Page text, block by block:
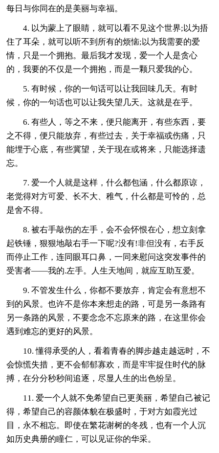
每日与你同在的是美丽与幸福。
4. 以为蒙上了眼睛，就可以看不见这个世界;以为捂
住了耳朵，就可以听不到所有的烦恼;以为我需要的爱
情，只是一个拥抱。最后我才发现，爱一个人是贪心
的，我要的不仅是一个拥抱，而是一颗只爱我的心。
5. 有时候，你的一句话可以让我回味几天。有时
候，你的一句话也可以让我失望几天。这就是在乎。
6. 有些人，等之不来，便只能离开，有些东西，要
之不得，便只能放弃，有些过去，关于幸福或伤痛，只
能埋于心底，有些冀望，关于现在或将来，只能选择遗
忘。
7. 爱一个人就是这样，什么都包涵，什么都原谅，
老觉得对方可爱、长不大、稚气，什么都是可怜的，总
是舍不得。
8. 被右手敲伤的左手，会不会怀恨在心，想立刻拿
起铁锤，狠狠地敲右手一下呢?没有!非但没有，右手反
而停止工作，连同眼耳口鼻，一同来慰问这突发事件的
受害者——我的.左手。人生天地间，就应互助互爱。
9. 不管发生什么，你都不要放弃，肯定会有意想不
到的风景。也许不是你本来想走的路，可是另一条路有
另一条路的风景，不要念念不忘原来的路，在这里你会
遇到难忘的更好的风景。
10. 懂得承受的人，看着青春的脚步越走越远时，不
会惊慌失措，更不会郁郁寡欢，而是牢牢捉住时代的脉
搏，在分分秒秒间追逐，尽显人生的出色纷呈。
11. 爱一个人就不免希望自已更美丽，希望自己被记
得，希望自己的容颜体貌在极盛时，于对方如霞光过
目，永不相忘。即使在繁花谢树的冬残，也有一个人沉
如历史典册的瞳仁，可以见证你的华采。